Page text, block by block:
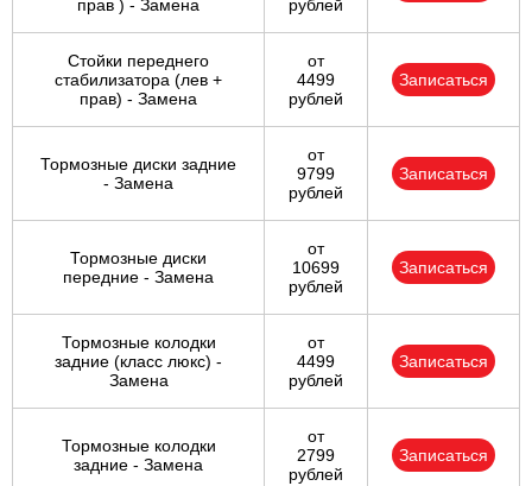
прав ) - Замена
рублей
Стойки переднего
стабилизатора (лев +
прав) - Замена
от
4499
рублей
Записаться
Тормозные диски задние
- Замена
от
9799
рублей
Записаться
Тормозные диски
передние - Замена
от
10699
рублей
Записаться
Тормозные колодки
задние (класс люкс) -
Замена
от
4499
рублей
Записаться
Тормозные колодки
задние - Замена
от
2799
рублей
Записаться